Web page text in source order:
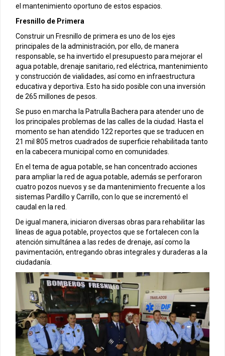
el mantenimiento oportuno de estos espacios.
Fresnillo de Primera
Construir un Fresnillo de primera es uno de los ejes
principales de la administración, por ello, de manera
responsable, se ha invertido el presupuesto para mejorar el
agua potable, drenaje sanitario, red eléctrica, mantenimiento
y construcción de vialidades, así como en infraestructura
educativa y deportiva. Esto ha sido posible con una inversión
de 265 millones de pesos.
Se puso en marcha la Patrulla Bachera para atender uno de
los principales problemas de las calles de la ciudad. Hasta el
momento se han atendido 122 reportes que se traducen en
21 mil 805 metros cuadrados de superficie rehabilitada tanto
en la cabecera municipal como en comunidades.
En el tema de agua potable, se han concentrado acciones
para ampliar la red de agua potable, además se perforaron
cuatro pozos nuevos y se da mantenimiento frecuente a los
sistemas Pardillo y Carrillo, con lo que se incrementó el
caudal en la red.
De igual manera, iniciaron diversas obras para rehabilitar las
líneas de agua potable, proyectos que se fortalecen con la
atención simultánea a las redes de drenaje, así como la
pavimentación, entregando obras integrales y duraderas a la
ciudadanía.